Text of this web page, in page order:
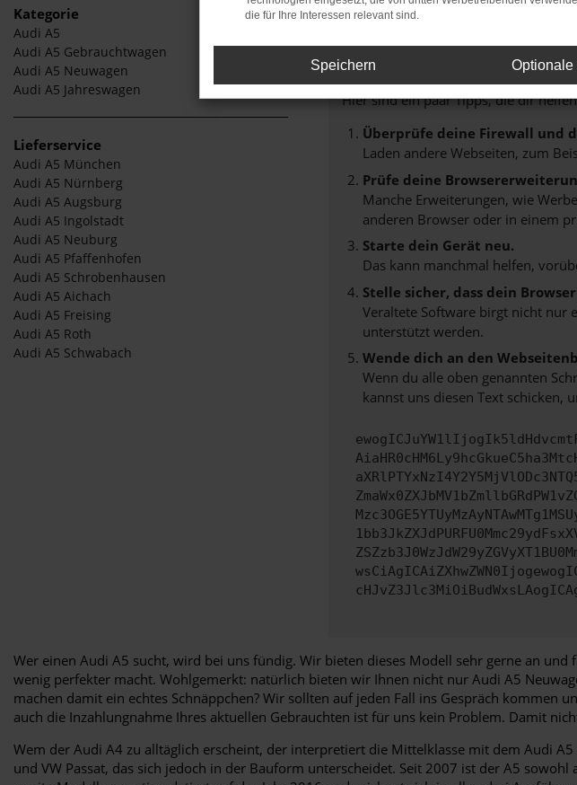
Kategorie
Audi A5
Audi A5 Gebrauchtwagen
Audi A5 Neuwagen
Audi A5 Jahreswagen
Lieferservice
Audi A5 München
Audi A5 Nürnberg
Audi A5 Augsburg
Audi A5 Ingolstadt
Audi A5 Neuburg
Audi A5 Pfaffenhofen
Audi A5 Schrobenhausen
Audi A5 Aichach
Audi A5 Freising
Audi A5 Roth
Audi A5 Schwabach
Fehler: Network Error
Beim Laden ist ein Fehler aufgetreten.
Hier sind ein paar Tipps, die dir
Überprüfe deine Firewall und
Laden andere Webseiten, zum
Prüfe deine
Manche Erweiterungen, wie
anderen Browser oder in einem
Starte dein Gerät neu.
Das kann manchmal helfen,
Stelle sicher, dass dein
Veraltete Software birgt nicht nur
unterstützt werden.
Wende dich an den
Wenn du alle oben genannten
kannst uns diesen Text schicken,
Wer einen Audi A5 sucht, wird bei uns fündig. Wir bieten dieses Modell sehr gerne an
wenig perfekter macht. Wohlgemerkt: natürlich bieten wir Ihnen nicht nur Audi A5
machen damit ein echtes Schnäppchen? Wir sollten auf jeden Fall ins Gespräch
auch die Inzahlungnahme Ihres aktuellen Gebrauchten ist für uns kein Problem. Damit
Wem der Audi A4 zu alltäglich erscheint, der interpretiert die Mittelklasse mit dem Audi
und VW Passat, das sich jedoch in der Bauform unterscheidet. Seit 2007 ist der A5
die für Ihre Interessen relevant sind.
Speichern